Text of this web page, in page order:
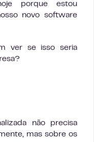
porque estou
novo software
ver se isso seria
não precisa
mas sobre os